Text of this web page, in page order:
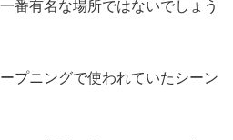
番有名な場所ではないでしょう
プニングで使われていたシーン